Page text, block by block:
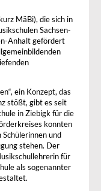
MäBi), die sich in
Sachsen-
Anhalt gefördert
ein Konzept, das
stößt, gibt es seit
in Ziebigk für die
konnten
und
stehen. Der
für
als sogenannter